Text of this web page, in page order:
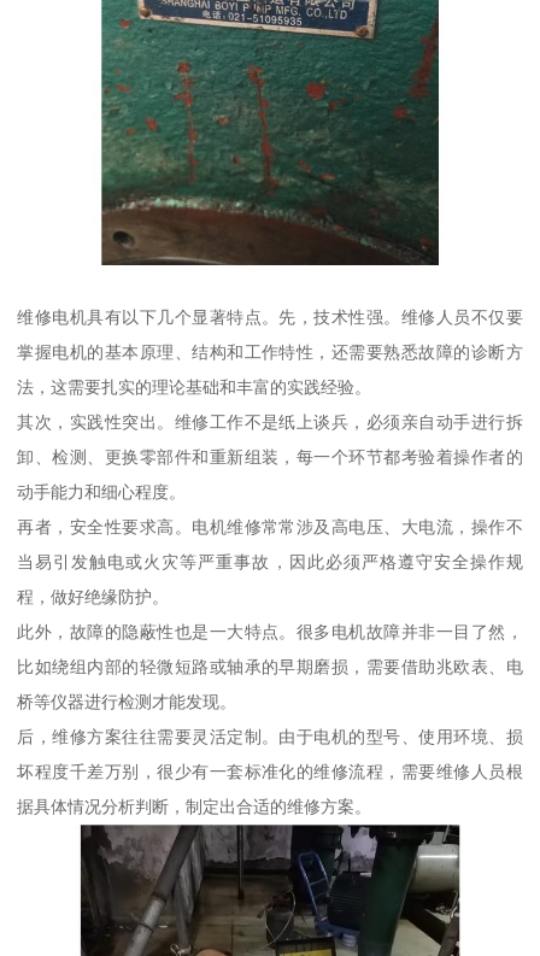
维修电机具有以下几个显著特点。先，技术性强。维修人员不仅要
掌握电机的基本原理、结构和工作特性，还需要熟悉故障的诊断方
法，这需要扎实的理论基础和丰富的实践经验。
其次，实践性突出。维修工作不是纸上谈兵，必须亲自动手进行拆
卸、检测、更换零部件和重新组装，每一个环节都考验着操作者的
动手能力和细心程度。
再者，安全性要求高。电机维修常常涉及高电压、大电流，操作不
当易引发触电或火灾等严重事故，因此必须严格遵守安全操作规
程，做好绝缘防护。
此外，故障的隐蔽性也是一大特点。很多电机故障并非一目了然，
比如绕组内部的轻微短路或轴承的早期磨损，需要借助兆欧表、电
桥等仪器进行检测才能发现。
后，维修方案往往需要灵活定制。由于电机的型号、使用环境、损
坏程度千差万别，很少有一套标准化的维修流程，需要维修人员根
据具体情况分析判断，制定出合适的维修方案。